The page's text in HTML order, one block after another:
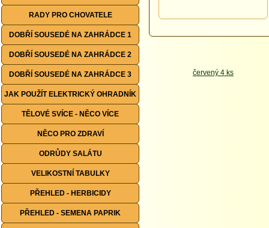
RADY PRO CHOVATELE
DOBŘÍ SOUSEDÉ NA ZAHRÁDCE 1
DOBŘÍ SOUSEDÉ NA ZAHRÁDCE 2
DOBŘÍ SOUSEDÉ NA ZAHRÁDCE 3
JAK POUŽÍT ELEKTRICKÝ OHRADNÍK
TĚLOVÉ SVÍCE - NĚCO VÍCE
NĚCO PRO ZDRAVÍ
ODRŮDY SALÁTU
VELIKOSTNÍ TABULKY
PŘEHLED - HERBICIDY
PŘEHLED - SEMENA PAPRIK